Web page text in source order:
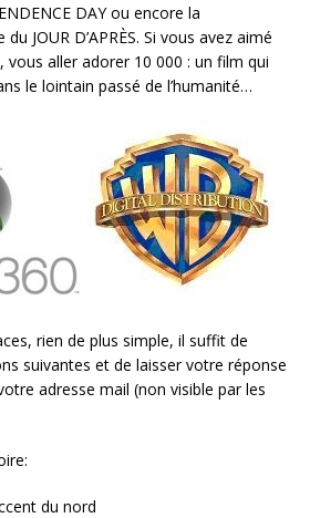
DAY ou encore la
JOUR D’APRÈS. Si vous avez aimé
vous aller adorer 10 000 : un film qui
le lointain passé de l’humanité…
rien de plus simple, il suffit de
suivantes et de laisser votre réponse
adresse mail (non visible par les
du nord